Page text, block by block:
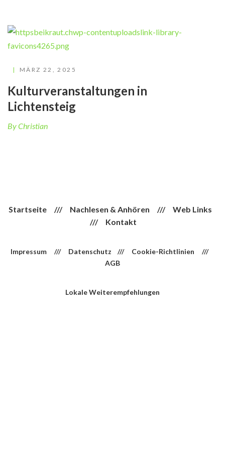
MÄRZ 22, 2025
Kulturveranstaltungen in
Lichtensteig
By Christian
Startseite /// Nachlesen & Anhören /// Web Links
/// Kontakt
Impressum /// Datenschutz /// Cookie-Richtlinien ///
AGB
Lokale Weiterempfehlungen